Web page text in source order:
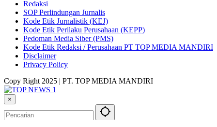
Redaksi
SOP Perlindungan Jurnalis
Kode Etik Jurnalistik (KEJ)
Kode Etik Perilaku Perusahaan (KEPP)
Pedoman Media Siber (PMS)
Kode Etik Redaksi / Perusahaan PT TOP MEDIA MANDIRI
Disclaimer
Privacy Policy
Copy Right 2025 | PT. TOP MEDIA MANDIRI
×